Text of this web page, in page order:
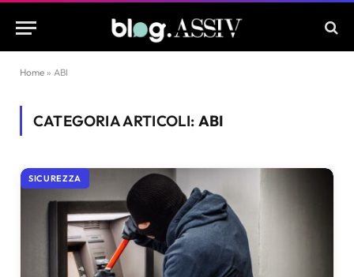
Home » ABI
CATEGORIA ARTICOLI: ABI
SICUREZZA